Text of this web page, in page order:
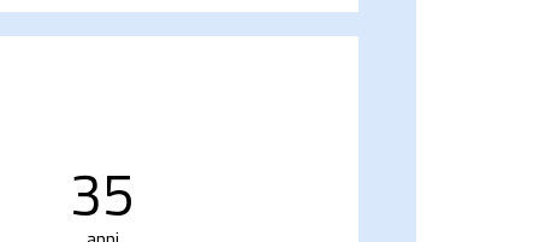
35